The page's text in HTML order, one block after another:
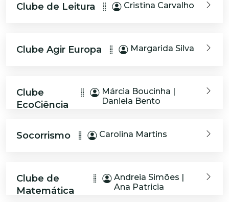
Clube de Leitura Cristina Carvalho
Clube Agir Europa Margarida Silva
Clube
EcoCiência
Márcia Boucinha |
Daniela Bento
Socorrismo Carolina Martins
Clube de
Matemática
Andreia Simões |
Ana Patricia